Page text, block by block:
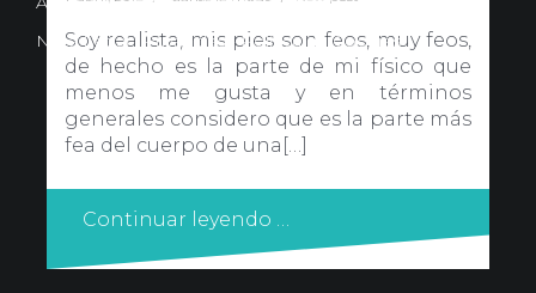
Soy realista, mis pies son feos, muy feos,
de hecho es la parte de mi físico que
menos me gusta y en términos
generales considero que es la parte más
fea del cuerpo de una[…]
Continuar leyendo …
Nota Legal· Privacidad ·Política de Cookies